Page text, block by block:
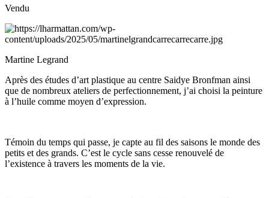
Vendu
Martine Legrand
Après des études d’art plastique au centre Saidye Bronfman ainsi
que de nombreux ateliers de perfectionnement, j’ai choisi la peinture
à l’huile comme moyen d’expression.
Témoin du temps qui passe, je capte au fil des saisons le monde des
petits et des grands. C’est le cycle sans cesse renouvelé de
l’existence à travers les moments de la vie.